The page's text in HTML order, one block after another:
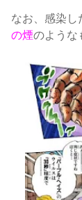
なお、感染
の煙のような